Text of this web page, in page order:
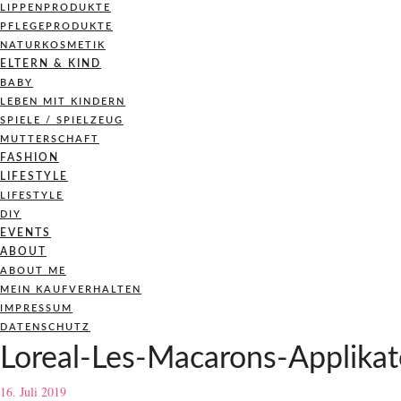
LIPPENPRODUKTE
PFLEGEPRODUKTE
NATURKOSMETIK
ELTERN & KIND
BABY
LEBEN MIT KINDERN
SPIELE / SPIELZEUG
MUTTERSCHAFT
FASHION
LIFESTYLE
LIFESTYLE
DIY
EVENTS
ABOUT
ABOUT ME
MEIN KAUFVERHALTEN
IMPRESSUM
DATENSCHUTZ
Loreal-Les-Macarons-
16. Juli 2019